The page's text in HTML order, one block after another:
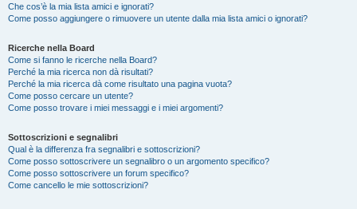
Che cos’è la mia lista amici e ignorati?
Come posso aggiungere o rimuovere un utente dalla mia lista amici o ignorati?
Ricerche nella Board
Come si fanno le ricerche nella Board?
Perché la mia ricerca non dà risultati?
Perché la mia ricerca dà come risultato una pagina vuota?
Come posso cercare un utente?
Come posso trovare i miei messaggi e i miei argomenti?
Sottoscrizioni e segnalibri
Qual è la differenza fra segnalibri e sottoscrizioni?
Come posso sottoscrivere un segnalibro o un argomento specifico?
Come posso sottoscrivere un forum specifico?
Come cancello le mie sottoscrizioni?